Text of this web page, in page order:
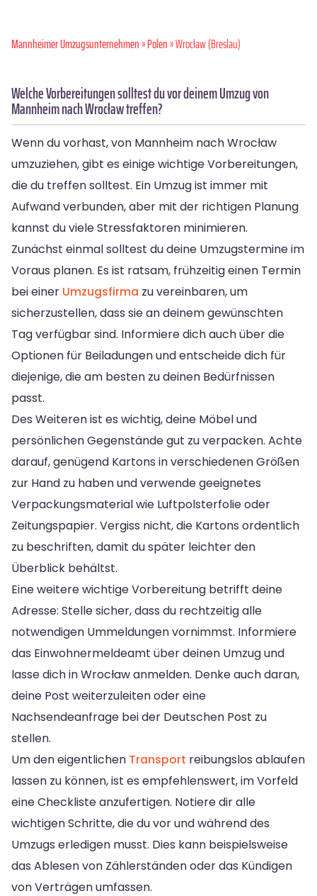
Mannheimer Umzugsunternehmen»Polen» Wrocław (Breslau)
Welche Vorbereitungen solltest du vor deinem Umzug von
Mannheim nach Wrocław treffen?
Wenn du vorhast, von Mannheim nach Wrocław
umzuziehen, gibt es einige wichtige Vorbereitungen,
die du treffen solltest. Ein Umzug ist immer mit
Aufwand verbunden, aber mit der richtigen Planung
kannst du viele Stressfaktoren minimieren.
Zunächst einmal solltest du deine Umzugstermine im
Voraus planen. Es ist ratsam, frühzeitig einen Termin
bei einer Umzugsfirma zu vereinbaren, um
sicherzustellen, dass sie an deinem gewünschten
Tag verfügbar sind. Informiere dich auch über die
Optionen für Beiladungen und entscheide dich für
diejenige, die am besten zu deinen Bedürfnissen
passt.
Des Weiteren ist es wichtig, deine Möbel und
persönlichen Gegenstände gut zu verpacken. Achte
darauf, genügend Kartons in verschiedenen Größen
zur Hand zu haben und verwende geeignetes
Verpackungsmaterial wie Luftpolsterfolie oder
Zeitungspapier. Vergiss nicht, die Kartons ordentlich
zu beschriften, damit du später leichter den
Überblick behältst.
Eine weitere wichtige Vorbereitung betrifft deine
Adresse: Stelle sicher, dass du rechtzeitig alle
notwendigen Ummeldungen vornimmst. Informiere
das Einwohnermeldeamt über deinen Umzug und
lasse dich in Wrocław anmelden. Denke auch daran,
deine Post weiterzuleiten oder eine
Nachsendeanfrage bei der Deutschen Post zu
stellen.
Um den eigentlichen Transport reibungslos ablaufen
lassen zu können, ist es empfehlenswert, im Vorfeld
eine Checkliste anzufertigen. Notiere dir alle
wichtigen Schritte, die du vor und während des
Umzugs erledigen musst. Dies kann beispielsweise
das Ablesen von Zählerständen oder das Kündigen
von Verträgen umfassen.